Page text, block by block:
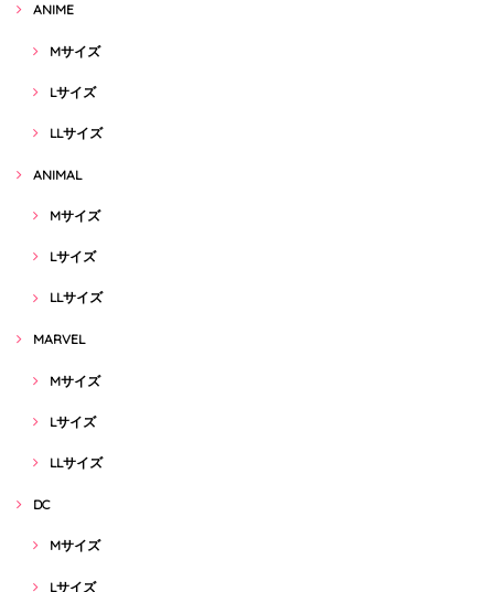
ANIME
Mサイズ
Lサイズ
LLサイズ
ANIMAL
Mサイズ
Lサイズ
LLサイズ
MARVEL
Mサイズ
Lサイズ
LLサイズ
DC
Mサイズ
Lサイズ